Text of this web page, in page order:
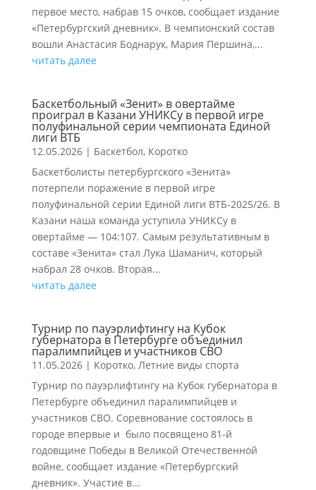
первое место, набрав 15 очков, сообщает издание
«Петербургский дневник». В чемпионский состав
вошли Анастасия Боднарук, Мария Першина,...
читать далее
Баскетбольный «Зенит» в овертайме
проиграл в Казани УНИКСу в первой игре
полуфинальной серии чемпионата Единой
лиги ВТБ
12.05.2026| Баскетбол, Коротко
Баскетболисты петербургского «Зенита»
потерпели поражение в первой игре
полуфинальной серии Единой лиги ВТБ-2025/26. В
Казани наша команда уступила УНИКСу в
овертайме — 104:107. Самым результативным в
составе «Зенита» стал Лука Шаманич, который
набрал 28 очков. Вторая...
читать далее
Турнир по пауэрлифтингу на Кубок
губернатора в Петербурге объединил
паралимпийцев и участников СВО
11.05.2026| Коротко, Летние виды спорта
Турнир по пауэрлифтингу на Кубок губернатора в
Петербурге объединил паралимпийцев и
участников СВО. Соревнование состоялось в
городе впервые и было посвящено 81-й
годовщине Победы в Великой Отечественной
войне, сообщает издание «Петербургский
дневник». Участие в...